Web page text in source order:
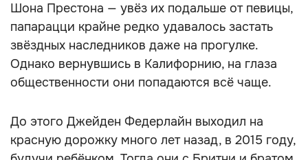
Шона Престона — увёз их подальше от певицы,
папарацци крайне редко удавалось застать
звёздных наследников даже на прогулке.
Однако вернувшись в Калифорнию, на глаза
общественности они попадаются всё чаще.
До этого Джейден Федерлайн выходил на
красную дорожку много лет назад, в 2015 году,